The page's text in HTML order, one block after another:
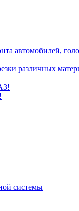
автомобилей,
различных
системы